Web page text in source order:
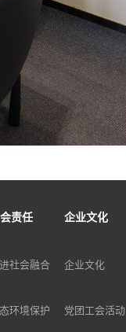
责任
社会融合
环境保护
企业文化
企业文化
党团工会活动